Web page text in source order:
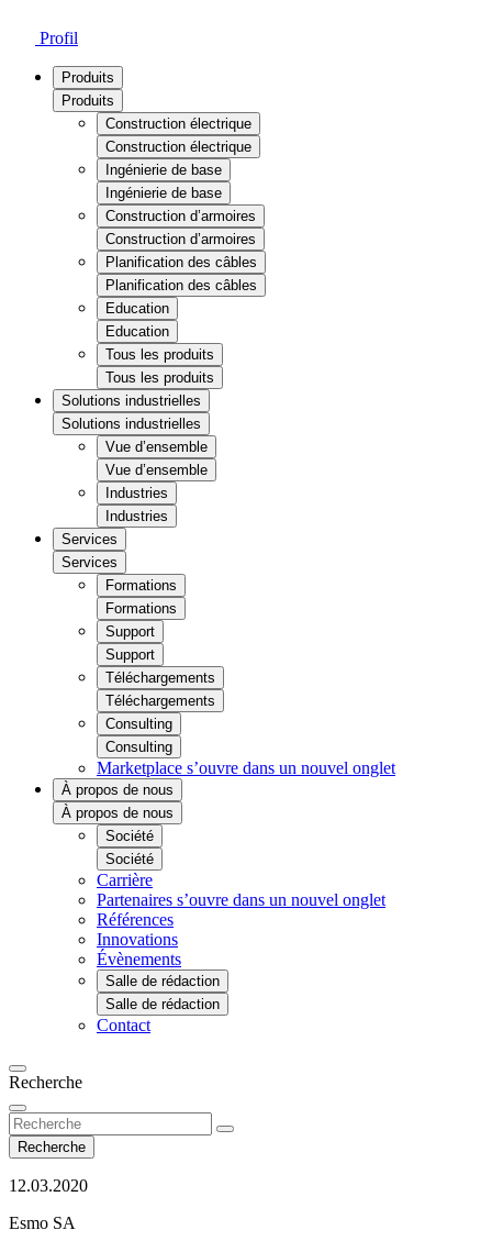
Profil
Produits
Produits
Construction électrique
Construction électrique
Ingénierie de base
Ingénierie de base
Construction d’armoires
Construction d’armoires
Planification des câbles
Planification des câbles
Education
Education
Tous les produits
Tous les produits
Solutions industrielles
Solutions industrielles
Vue d’ensemble
Vue d’ensemble
Industries
Industries
Services
Services
Formations
Formations
Support
Support
Téléchargements
Téléchargements
Consulting
Consulting
Marketplace s’ouvre dans un nouvel onglet
À propos de nous
À propos de nous
Société
Société
Carrière
Partenaires s’ouvre dans un nouvel onglet
Références
Innovations
Évènements
Salle de rédaction
Salle de rédaction
Contact
Recherche
Recherche
12.03.2020
Esmo SA